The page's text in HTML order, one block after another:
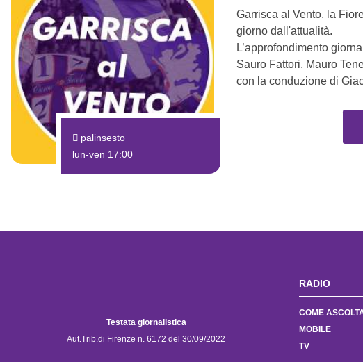
palinsesto
lun-ven 17:00
Garrisca al Vento, la
giorno dall'attualità.
L’approfondimento
Sauro Fattori, Mauro
con la conduzione di
Testata giornalistica
Aut.Trib.di Firenze n. 6172 del 30/09/2022
RADIO
COME
MOBILE
TV